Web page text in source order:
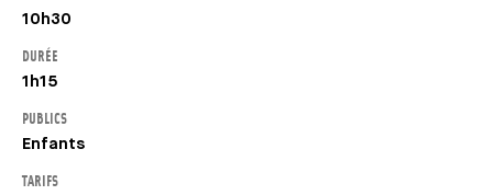
10h30
DURÉE
1h15
PUBLICS
Enfants
TARIFS